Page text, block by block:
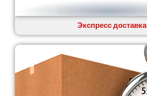
Змиев
Звенигородка
Звягель
Экспресс доставка